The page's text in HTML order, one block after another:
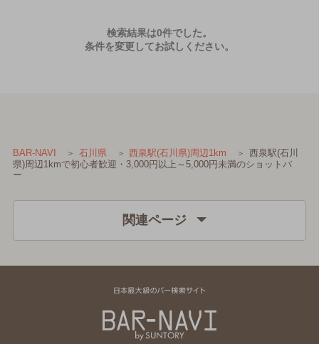
検索結果は0件でした。
条件を変更してお試しください。
BAR-NAVI 石川県 西泉駅(石川県)周辺1km
西泉駅(石川
県)周辺1kmで初心者歓迎・3,000円以上～5,000円未満のショットバ
ー
関連ページ